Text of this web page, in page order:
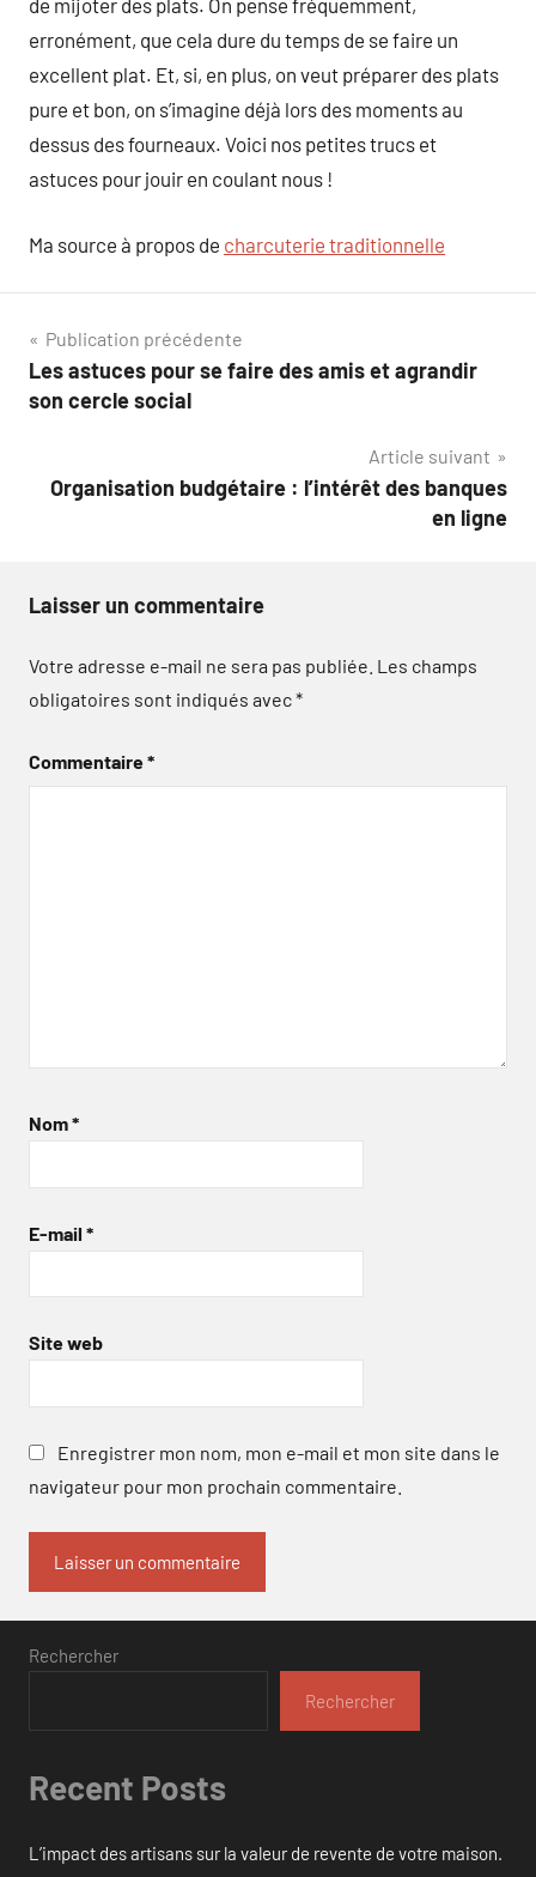
de mijoter des plats. On pense fréquemment,
erronément, que cela dure du temps de se faire un
excellent plat. Et, si, en plus, on veut préparer des plats
pure et bon, on s’imagine déjà lors des moments au
dessus des fourneaux. Voici nos petites trucs et
astuces pour jouir en coulant nous !
Ma source à propos de charcuterie traditionnelle
Navigation
de
Publication précédente
Les astuces pour se faire des amis et agrandir
son cercle social
Article suivant
Organisation budgétaire : l’intérêt des banques
en ligne
Laisser un commentaire
Votre adresse e-mail ne sera pas publiée. Les champs
obligatoires sont indiqués avec*
Commentaire*
Nom*
E-mail *
Site web
Enregistrer mon nom, mon e-mail et mon site dans le
navigateur pour mon prochain commentaire.
Rechercher
Rechercher
Recent Posts
L’impact des artisans sur la valeur de revente de votre maison.